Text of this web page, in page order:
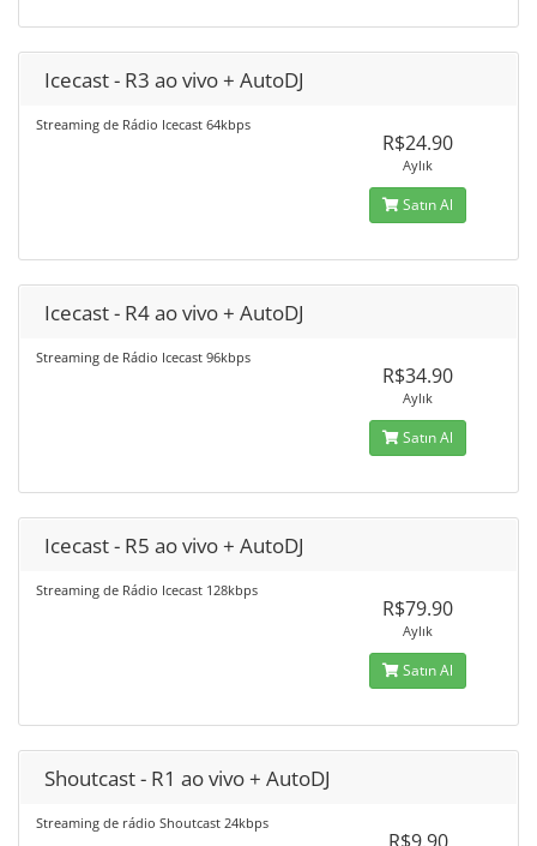
Icecast - R3 ao vivo + AutoDJ
Streaming de Rádio Icecast 64kbps
R$24.90
Aylık
Satın Al
Icecast - R4 ao vivo + AutoDJ
Streaming de Rádio Icecast 96kbps
R$34.90
Aylık
Satın Al
Icecast - R5 ao vivo + AutoDJ
Streaming de Rádio Icecast 128kbps
R$79.90
Aylık
Satın Al
Shoutcast - R1 ao vivo + AutoDJ
Streaming de rádio Shoutcast 24kbps